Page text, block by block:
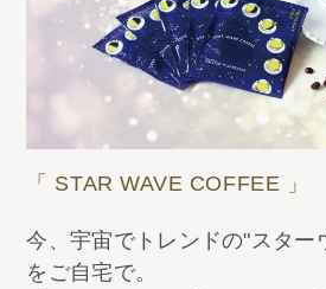
「 STAR WAVE COFFEE 」
今、宇宙でトレンドの"スター
をご自宅で。​